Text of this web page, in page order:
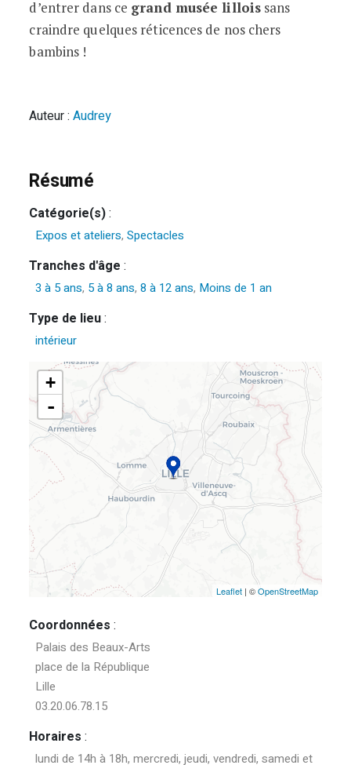
d’entrer dans ce grand musée lillois sans
craindre quelques réticences de nos chers
bambins !
Auteur :Audrey
Résumé
Catégorie(s):
Expos et ateliers,Spectacles
Tranches d'âge :
3 à 5 ans, 5 à 8 ans,8 à 12 ans, Moins de 1 an
Type de lieu:
intérieur
+
-
Leaflet| ©OpenStreetMap
Coordonnées :
Palais des Beaux-Arts
place de la République
Lille
03.20.06.78.15
Horaires :
lundi de 14h à 18h, mercredi, jeudi, vendredi, samedi et